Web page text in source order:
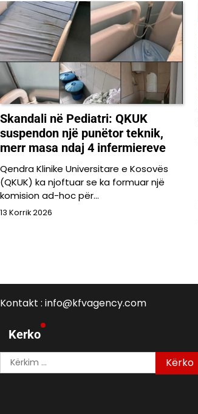
Skandali në Pediatri: QKUK
suspendon një punëtor teknik,
merr masa ndaj 4 infermiereve
Qendra Klinike Universitare e Kosovës
(QKUK) ka njoftuar se ka formuar një
komision ad-hoc për…
13 Korrik 2026
Kontakt : info@kfvagency.com
Kerko
Kërko
për: